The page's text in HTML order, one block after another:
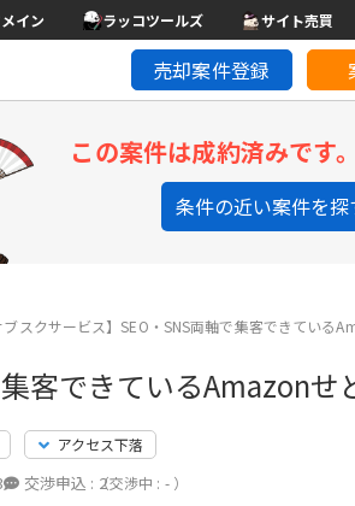
イン ラッコツールズ サイト売買
売却案件登録
この案件は成約済みです。
条件の近い案件を探
ブスクサービス】SEO・SNS両軸で集客できている
客できているAmazon
アクセス下落
交渉申込 : 2
（交渉中 : - ）